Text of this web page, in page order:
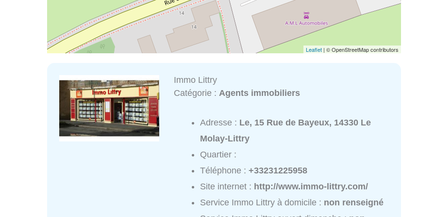
Leaflet | © OpenStreetMap contributors
Immo Littry
Catégorie : Agents immobiliers
Adresse : Le, 15 Rue de Bayeux, 14330 Le
Molay-Littry
Quartier :
Téléphone :+33231225958
Site internet : http://www.immo-littry.com/
Service Immo Littry à domicile : non renseigné